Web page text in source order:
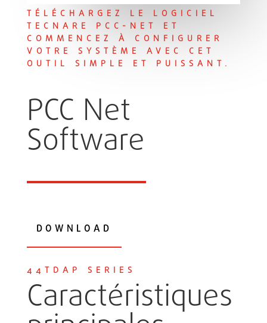
TÉLÉCHARGEZ LE LOGICIEL
TECNARE PCC-NET ET
COMMENCEZ À CONFIGURER
VOTRE SYSTÈME AVEC CET
OUTIL SIMPLE ET PUISSANT.
PCC Net
Software
DOWNLOAD
44TDAP SERIES
Caractéristiques